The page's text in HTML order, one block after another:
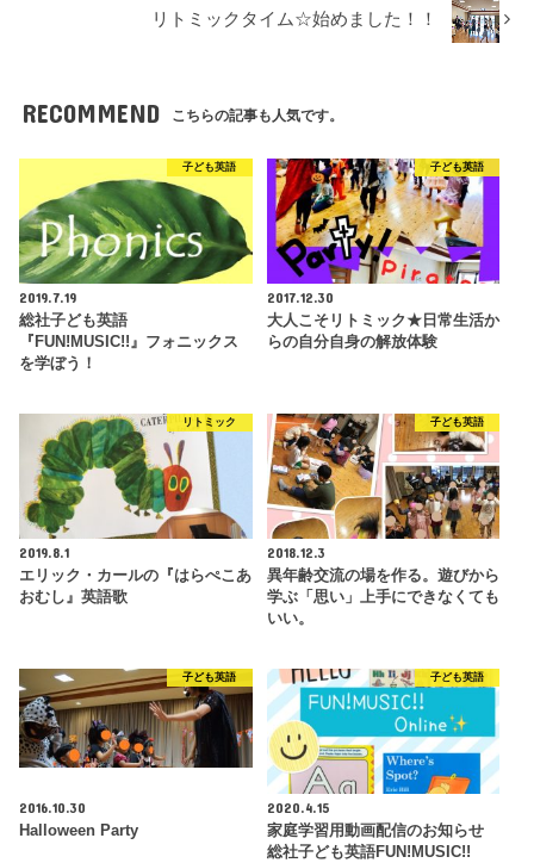
リトミックタイム☆始めました！！
RECOMMEND こちらの記事も人気です。
子ども英語
2019.7.19
総社子ども英語
『FUN!MUSIC!!』フォニックス
を学ぼう！
子ども英語
2017.12.30
大人こそリトミック★日常生活か
らの自分自身の解放体験
リトミック
2019.8.1
エリック・カールの『はらぺこあ
おむし』英語歌
子ども英語
2018.12.3
異年齢交流の場を作る。遊びから
学ぶ「思い」上手にできなくても
いい。
子ども英語
2016.10.30
Halloween Party
子ども英語
2020.4.15
家庭学習用動画配信のお知らせ
総社子ども英語FUN!MUSIC!!